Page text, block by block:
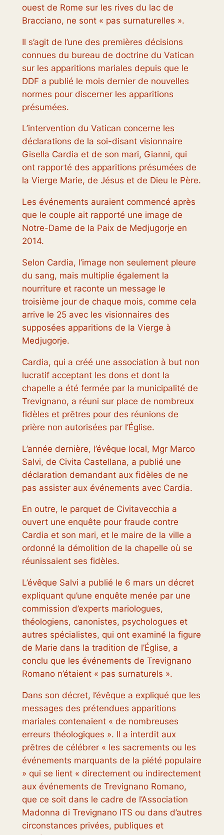
ouest de Rome sur les rives du lac de
Bracciano, ne sont « pas surnaturelles ».
Il s’agit de l’une des premières décisions
connues du bureau de doctrine du Vatican
sur les apparitions mariales depuis que le
DDF a publié le mois dernier de nouvelles
normes pour discerner les apparitions
présumées.
L’intervention du Vatican concerne les
déclarations de la soi-disant visionnaire
Gisella Cardia et de son mari, Gianni, qui
ont rapporté des apparitions présumées de
la Vierge Marie, de Jésus et de Dieu le Père.
Les événements auraient commencé après
que le couple ait rapporté une image de
Notre-Dame de la Paix de Medjugorje en
2014.
Selon Cardia, l’image non seulement pleure
du sang, mais multiplie également la
nourriture et raconte un message le
troisième jour de chaque mois, comme cela
arrive le 25 avec les visionnaires des
supposées apparitions de la Vierge à
Medjugorje.
Cardia, qui a créé une association à but non
lucratif acceptant les dons et dont la
chapelle a été fermée par la municipalité de
Trevignano, a réuni sur place de nombreux
fidèles et prêtres pour des réunions de
prière non autorisées par l’Église.
L’année dernière, l’évêque local, Mgr Marco
Salvi, de Civita Castellana, a publié une
déclaration demandant aux fidèles de ne
pas assister aux événements avec Cardia.
En outre, le parquet de Civitavecchia a
ouvert une enquête pour fraude contre
Cardia et son mari, et le maire de la ville a
ordonné la démolition de la chapelle où se
réunissaient ses fidèles.
L’évêque Salvi a publié le 6 mars un décret
expliquant qu’une enquête menée par une
commission d’experts mariologues,
théologiens, canonistes, psychologues et
autres spécialistes, qui ont examiné la figure
de Marie dans la tradition de l’Église, a
conclu que les événements de Trevignano
Romano n’étaient « pas surnaturels ».
Dans son décret, l’évêque a expliqué que les
messages des prétendues apparitions
mariales contenaient « de nombreuses
erreurs théologiques ». Il a interdit aux
prêtres de célébrer « les sacrements ou les
événements marquants de la piété populaire
» qui se lient « directement ou indirectement
aux événements de Trevignano Romano,
que ce soit dans le cadre de l’Association
Madonna di Trevignano ITS ou dans d’autres
circonstances privées, publiques et